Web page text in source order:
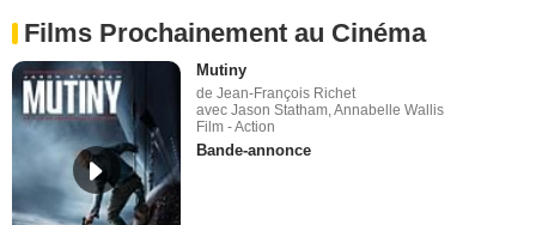
Films Prochainement au Cinéma
Mutiny
de Jean-François Richet
avec Jason Statham, Annabelle Wallis
Film - Action
Bande-annonce